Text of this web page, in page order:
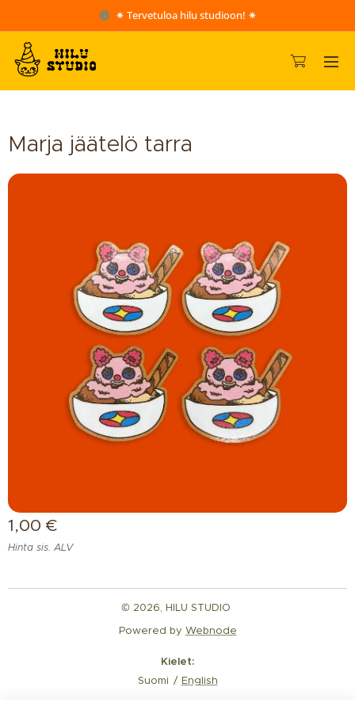
✷ Tervetuloa hilu studioon! ✷
Marja jäätelö tarra
1,00 €
Hinta sis. ALV
© 2026, HILU STUDIO
Powered by Webnode
Kielet
Suomi
English